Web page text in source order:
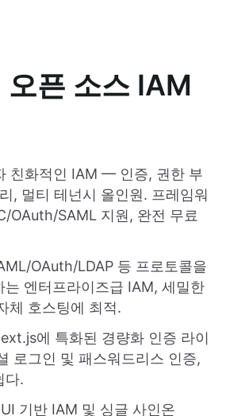
픈 소스 IAM
친화적인 IAM — 인증, 권한 부
, 멀티 테넌시 올인원. 프레임워
OAuth/SAML 지원, 완전 무료
OAuth/LDAP 등 프로토콜을
는 엔터프라이즈급 IAM, 세밀한
체 호스팅에 최적.
에 특화된 경량화 인증 라이
로그인 및 패스워드리스 인증,
다.
기반 IAM 및 싱글 사인온